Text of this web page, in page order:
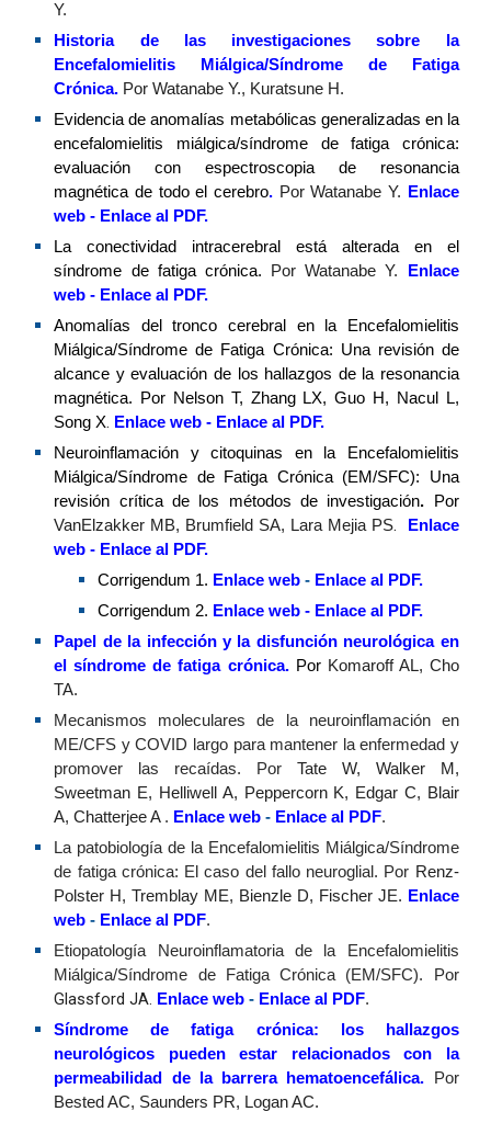
Y.
Historia de las investigaciones sobre la
Encefalomielitis Miálgica/Síndrome de Fatiga
Crónica. Por Watanabe Y., Kuratsune H.
Evidencia de anomalías metabólicas generalizadas en la
encefalomielitis miálgica/síndrome de fatiga crónica:
evaluación con espectroscopia de resonancia
magnética de todo el cerebro. Por Watanabe Y.
Enlace
web - Enlace al PDF.
La conectividad intracerebral está alterada en el
síndrome de fatiga crónica.
Por Watanabe Y.
Enlace
web - Enlace al
PDF.
Anomalías del tronco cerebral en la Encefalomielitis
Miálgica/Síndrome de Fatiga Crónica: Una revisión de
alcance y evaluación de los hallazgos de la resonancia
magnética.
Por Nelson T, Zhang LX, Guo H, Nacul L,
Song X. Enlace web - Enlace al PDF.
Neuroinflamación y citoquinas en la Encefalomielitis
Miálgica/Síndrome de Fatiga Crónica (EM/SFC): Una
revisión crítica de los métodos de investigación.
Por
VanElzakker MB, Brumfield SA, Lara Mejia PS.
Enlace
web - Enlace al PDF.
Corrigendum 1. Enlace web - Enlace al PDF.
Corrigendum 2. Enlace web - Enlace al PDF.
Papel de la infección y la disfunción neurológica en
el síndrome de fatiga crónica. Por Komaroff AL, Cho
TA.
Mecanismos moleculares de la neuroinflamación en
ME/CFS y COVID largo para mantener la enfermedad y
promover las recaídas. Por Tate W, Walker M,
Sweetman E, Helliwell A, Peppercorn K, Edgar C, Blair
A, Chatterjee A. Enlace web - Enlace al PDF.
La patobiología de la Encefalomielitis Miálgica/Síndrome
de fatiga crónica: El caso del fallo neuroglial. Por Renz-
Polster H, Tremblay ME, Bienzle D, Fischer JE. Enlace
web - Enlace al PDF.
Etiopatología Neuroinflamatoria de la Encefalomielitis
Miálgica/Síndrome de Fatiga Crónica (EM/SFC). Por
Glassford JA. Enlace web - Enlace al PDF.
Síndrome de fatiga crónica: los hallazgos
neurológicos pueden estar relacionados con la
permeabilidad de la barrera hematoencefálica. Por
Bested AC, Saunders PR, Logan AC.